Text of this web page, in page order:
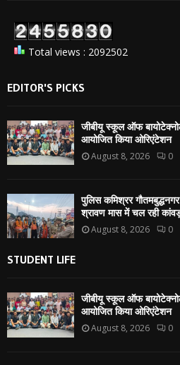
Total views : 2092502
EDITOR'S PICKS
जीबीयू स्कूल ऑफ
आयोजित किया ओरिएंटेशन
August 8, 2026 0
पुलिस कमिश्रर
श्रावण मास में चल रही
August 8, 2026 0
STUDENT LIFE
जीबीयू स्कूल ऑफ
आयोजित किया ओरिएंटेशन
August 8, 2026 0